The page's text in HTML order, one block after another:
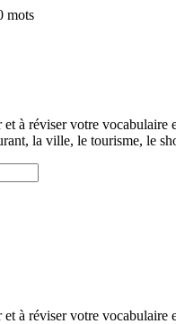
mots
à réviser votre
la ville, le tourisme, le
à réviser votre